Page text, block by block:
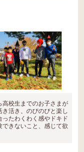
校生までのお子さまが
活き、のびのびと楽し
たわくわく感やドキド
きないこと、感じて欲